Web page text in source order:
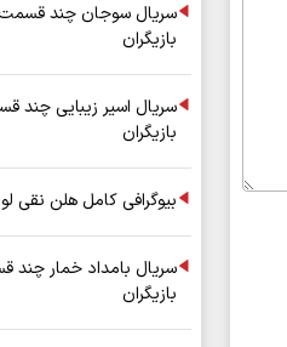
سریال سوجان چند
بازیگران
سریال اسیر زیبایی
بازیگران
بیوگرافی کامل هلن نقی
سریال بامداد خمار
بازیگران